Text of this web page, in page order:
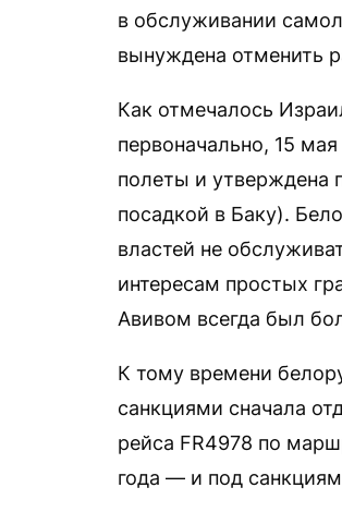
в обслуживании
вынуждена отменить
Как отмечалось
первоначально, 15
полеты и утверждена
посадкой в Баку).
властей не
интересам простых
Авивом всегда был
К тому времени
санкциями сначала
рейса FR4978 по
года — и под